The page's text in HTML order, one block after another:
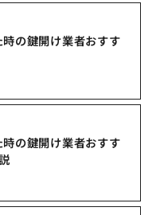
の鍵開け業者おすす
の鍵開け業者おすす